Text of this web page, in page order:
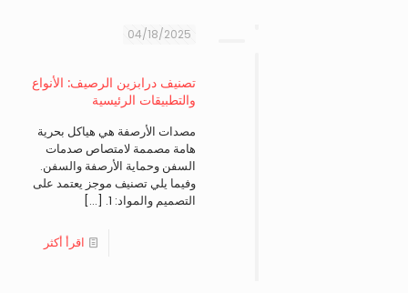
04/18/2025
تصنيف درابزين الرصيف: الأنواع
والتطبيقات الرئيسية
مصدات الأرصفة هي هياكل بحرية
هامة مصممة لامتصاص صدمات
السفن وحماية الأرصفة والسفن.
وفيما يلي تصنيف موجز يعتمد على
التصميم والمواد: 1.
[…]
اقرأ أكثر